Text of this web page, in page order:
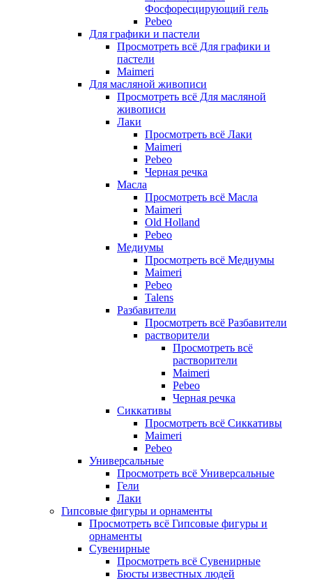
Фосфоресцирующий гель
Pebeo
Для графики и пастели
Просмотреть всё Для графики и
пастели
Maimeri
Для масляной живописи
Просмотреть всё Для масляной
живописи
Лаки
Просмотреть всё Лаки
Maimeri
Pebeo
Черная речка
Масла
Просмотреть всё Масла
Maimeri
Old Holland
Pebeo
Медиумы
Просмотреть всё Медиумы
Maimeri
Pebeo
Talens
Разбавители
Просмотреть всё Разбавители
растворители
Просмотреть всё
растворители
Maimeri
Pebeo
Черная речка
Сиккативы
Просмотреть всё Сиккативы
Maimeri
Pebeo
Универсальные
Просмотреть всё Универсальные
Гели
Лаки
Гипсовые фигуры и орнаменты
Просмотреть всё Гипсовые фигуры и
орнаменты
Сувенирные
Просмотреть всё Сувенирные
Бюсты известных людей